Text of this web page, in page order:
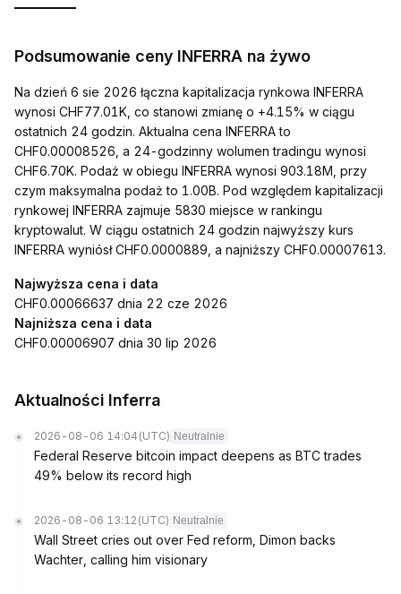
Podsumowanie ceny INFERRA na żywo
Na dzień 6 sie 2026 łączna kapitalizacja rynkowa INFERRA
wynosi CHF77.01K, co stanowi zmianę o +4.15% w ciągu
ostatnich 24 godzin. Aktualna cena INFERRA to
CHF0.00008526, a 24-godzinny wolumen tradingu wynosi
CHF6.70K. Podaż w obiegu INFERRA wynosi 903.18M, przy
czym maksymalna podaż to 1.00B. Pod względem kapitalizacji
rynkowej INFERRA zajmuje 5830 miejsce w rankingu
kryptowalut. W ciągu ostatnich 24 godzin najwyższy kurs
INFERRA wyniósł CHF0.0000889, a najniższy CHF0.00007613.
Najwyższa cena i data
CHF0.00066637 dnia 22 cze 2026
Najniższa cena i data
CHF0.00006907 dnia 30 lip 2026
Aktualności Inferra
2026-08-06 14:04 (UTC) Neutralnie
Federal Reserve bitcoin impact deepens as BTC trades
49% below its record high
2026-08-06 13:12 (UTC) Neutralnie
Wall Street cries out over Fed reform, Dimon backs
Wachter, calling him visionary